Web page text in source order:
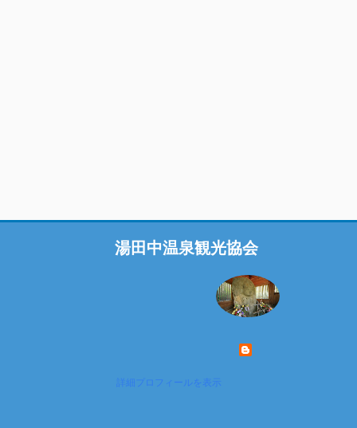
湯田中温泉観光協会
詳細プロフィールを表示